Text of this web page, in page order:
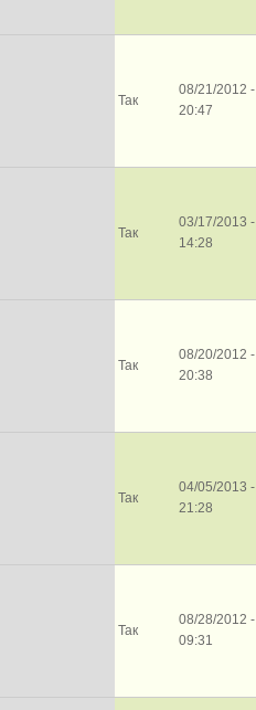
Так
08/21/2012 -
20:47
Так
03/17/2013 -
14:28
Так
08/20/2012 -
20:38
Так
04/05/2013 -
21:28
Так
08/28/2012 -
09:31